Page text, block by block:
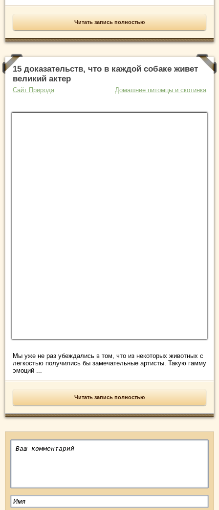
Читать запись полностью
15 доказательств, что в каждой собаке живет
великий актер
Сайт Природа Домашние питомцы и скотинка
Мы уже не раз убеждались в том, что из некоторых животных с
легкостью получились бы замечательные артисты. Такую гамму
эмоций ...
Читать запись полностью